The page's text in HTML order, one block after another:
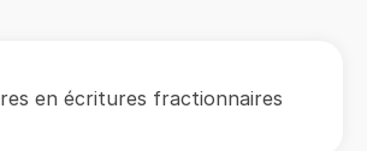
en écritures fractionnaires